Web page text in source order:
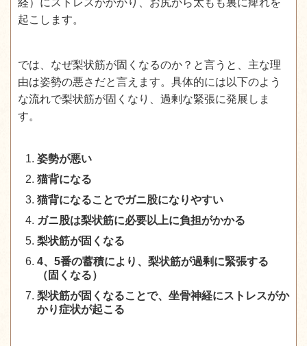
経）にストレスがかかり、お尻から太もも裏に痺れを
起こします。
では、なぜ梨状筋が固くなるのか？と言うと、主な理
由は姿勢の悪さだと言えます。具体的には以下のよう
な流れで梨状筋が固くなり、過剰な緊張に発展しま
す。
姿勢が悪い
猫背になる
猫背になることでガニ股になりやすい
ガニ股は梨状筋に必要以上に負担がかかる
梨状筋が固くなる
4、5番の蓄積により、梨状筋が過剰に緊張する
（固くなる）
梨状筋が固くなることで、坐骨神経にストレスがか
かり症状が起こる